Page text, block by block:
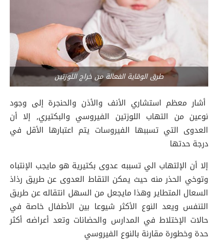
طرق الوقاية الفعالة من خراج اللوزتين
أشار معظم استشاري الأنف والأذن والحنجرة إلى وجود
نوعين من التهاب اللوزتين الفيروسي والبكتيري, إلا أن
العدوى التي تسببها الفيروسات يتم اعتبارها الأقل في
درجة حدتها
إلا أن الإلتهاب الي تسببه عدوى بكتيرية هو مايجب الإنتباه
وتوخي الحذر منه حيث يمكن التقاط العدوى عن طريق رذاذ
السعال المتطاير وهذا مايجعل من السهل انتقاله عن طريق
التنفس ويعد النوع الأكثر شيوعا بين الأطفال خاصة في
حالات الإختلاط في المدارس والحضانات وتعد أعراضه أكثر
حدة وخطورة مقارنة بالنوع الفيروسي